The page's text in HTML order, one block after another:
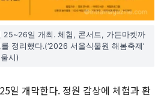
25~26일 개최. 체험, 콘서트, 가든마켓까
정리했다.(‘2026 서울식물원 해봄축제’
시)
일 개막한다. 정원 감상에 체험과 환